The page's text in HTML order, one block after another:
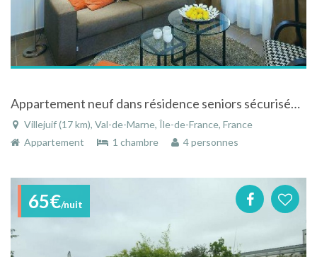
Appartement neuf dans résidence seniors sécurisée à Villejuif dans le Val-de-Marne en Ile-de-France
Villejuif (17 km), Val-de-Marne, Île-de-France, France
Appartement
1 chambre 4 personnes
65€/nuit